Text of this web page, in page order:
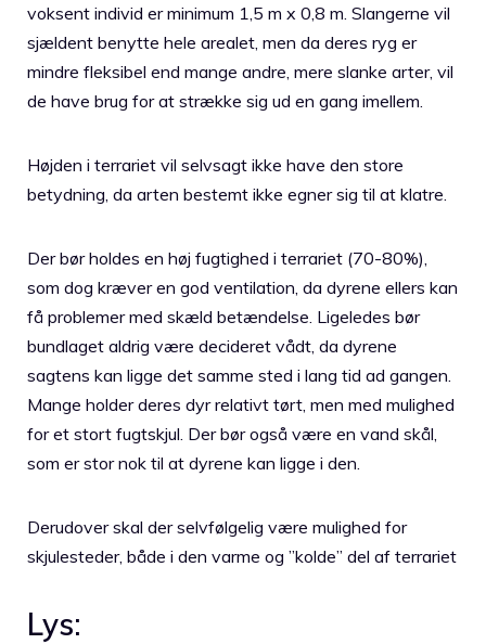
voksent individ er minimum 1,5 m x 0,8 m. Slangerne vil
sjældent benytte hele arealet, men da deres ryg er
mindre fleksibel end mange andre, mere slanke arter, vil
de have brug for at strække sig ud en gang imellem.
Højden i terrariet vil selvsagt ikke have den store
betydning, da arten bestemt ikke egner sig til at klatre.
Der bør holdes en høj fugtighed i terrariet (70-80%),
som dog kræver en god ventilation, da dyrene ellers kan
få problemer med skæld betændelse. Ligeledes bør
bundlaget aldrig være decideret vådt, da dyrene
sagtens kan ligge det samme sted i lang tid ad gangen.
Mange holder deres dyr relativt tørt, men med mulighed
for et stort fugtskjul. Der bør også være en vand skål,
som er stor nok til at dyrene kan ligge i den.
Derudover skal der selvfølgelig være mulighed for
skjulesteder, både i den varme og ”kolde” del af terrariet
Lys: